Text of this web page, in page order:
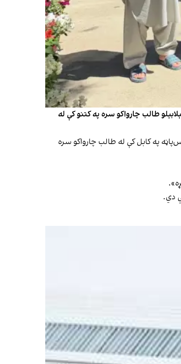
چې په کابل کې یې له بېلابېلو طالب چارواکو سره په کتنو کې له
په کابل کې له طالب چارواکو سره
دي.